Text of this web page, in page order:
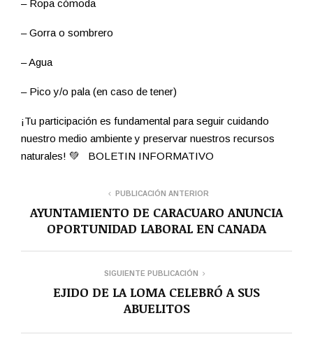
– Ropa cómoda
– Gorra o sombrero
– Agua
– Pico y/o pala (en caso de tener)
¡Tu participación es fundamental para seguir cuidando
nuestro medio ambiente y preservar nuestros recursos
naturales! 💚 BOLETIN INFORMATIVO
PUBLICACIÓN ANTERIOR
AYUNTAMIENTO DE CARACUARO ANUNCIA
OPORTUNIDAD LABORAL EN CANADA
SIGUIENTE PUBLICACIÓN
EJIDO DE LA LOMA CELEBRÓ A SUS
ABUELITOS